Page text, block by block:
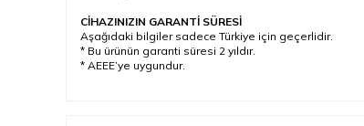
CİHAZINIZIN GARANTİ SÜRESİ
Aşağıdaki bilgiler sadece Türkiye için geçerlidir.
* Bu ürünün garanti süresi 2 yıldır.
* AEEE’ye uygundur.